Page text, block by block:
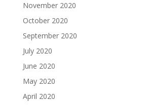
November 2020
October 2020
September 2020
July 2020
June 2020
May 2020
April 2020